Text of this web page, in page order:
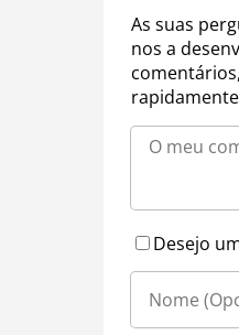
As suas
nos a
Desejo